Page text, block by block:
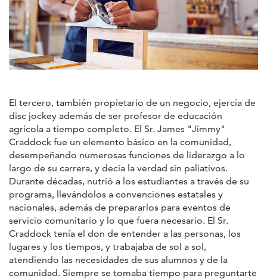
El tercero, también propietario de un negocio, ejercía de
disc jockey además de ser profesor de educación
agrícola a tiempo completo. El Sr. James "Jimmy"
Craddock fue un elemento básico en la comunidad,
desempeñando numerosas funciones de liderazgo a lo
largo de su carrera, y decía la verdad sin paliativos.
Durante décadas, nutrió a los estudiantes a través de su
programa, llevándolos a convenciones estatales y
nacionales, además de prepararlos para eventos de
servicio comunitario y lo que fuera necesario. El Sr.
Craddock tenía el don de entender a las personas, los
lugares y los tiempos, y trabajaba de sol a sol,
atendiendo las necesidades de sus alumnos y de la
comunidad. Siempre se tomaba tiempo para preguntarte